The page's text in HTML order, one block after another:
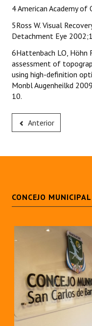
4 American Academy
5Ross W. Visual
Detachment Eye
6Hattenbach LO, Höhn
assessment of
using high-definition
Monbl Augenheilkd
10.
Anterior
CONCEJO